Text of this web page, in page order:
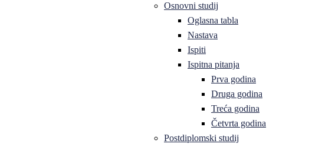
Osnovni studij
Oglasna tabla
Nastava
Ispiti
Ispitna pitanja
Prva godina
Druga godina
Treća godina
Četvrta godina
Postdiplomski studij